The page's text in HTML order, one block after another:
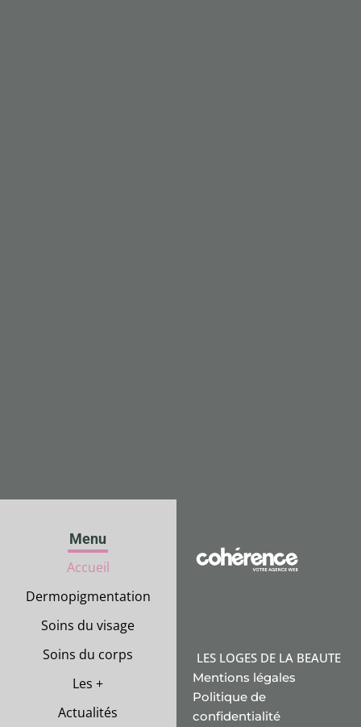
Menu
Accueil
Dermopigmentation
Soins du visage
Soins du corps
Les +
Actualités
LES LOGES DE LA BEAUTE
Mentions légales
Politique de
confidentialité